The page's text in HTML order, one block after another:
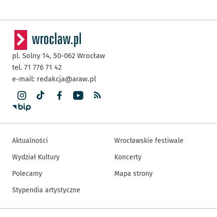
pl. Solny 14, 50-062 Wrocław
tel. 71 776 71 42
e-mail: redakcja@araw.pl
Aktualności
Wydział Kultury
Polecamy
Stypendia artystyczne
Wrocławskie festiwale
Koncerty
Mapa strony